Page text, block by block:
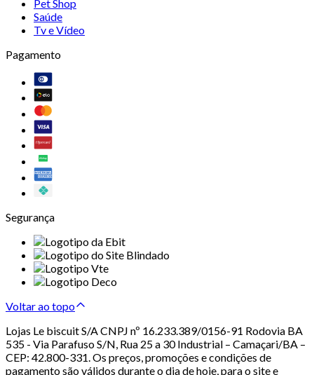
Pet Shop
Saúde
Tv e Vídeo
Pagamento
Segurança
Voltar ao topo
Lojas Le biscuit S/A CNPJ nº 16.233.389/0156-91 Rodovia BA
535 - Via Parafuso S/N, Rua 25 a 30 Industrial – Camaçari/BA –
CEP: 42.800-331. Os preços, promoções e condições de
pagamento são válidos durante o dia de hoje, para o site e